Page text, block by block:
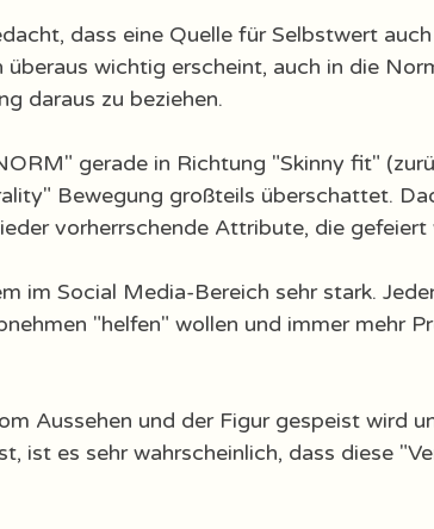
dass eine Quelle für Selbstwert
überaus wichtig erscheint, auch in die
daraus zu beziehen.
gerade in Richtung "Skinny fit"
Bewegung großteils überschattet.
vorherrschende Attribute, die gefeiert
im Social Media-Bereich sehr stark.
"helfen" wollen und immer mehr
Aussehen und der Figur gespeist wird
ist es sehr wahrscheinlich, dass diese